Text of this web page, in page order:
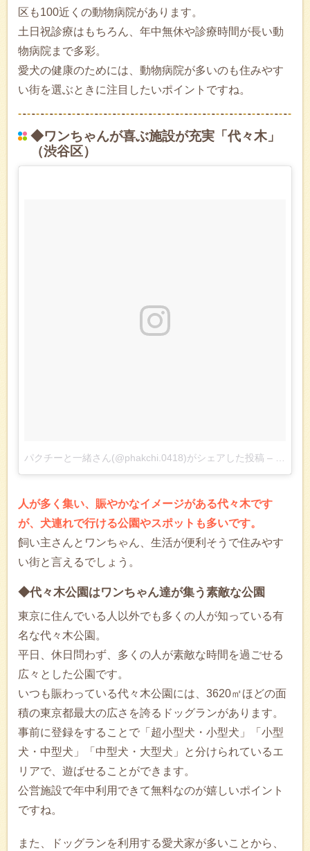
区も100近くの動物病院があります。
土日祝診療はもちろん、年中無休や診療時間が長い動
物病院まで多彩。
愛犬の健康のためには、動物病院が多いのも住みやす
い街を選ぶときに注目したいポイントですね。
◆ワンちゃんが喜ぶ施設が充実「代々木」
（渋谷区）
パクチーと一緒さん(@phakchi.0418)がシェアした投稿 – 2018
人が多く集い、賑やかなイメージがある代々木です
が、犬連れで行ける公園やスポットも多いです。
飼い主さんとワンちゃん、生活が便利そうで住みやす
い街と言えるでしょう。
◆代々木公園はワンちゃん達が集う素敵な公園
東京に住んでいる人以外でも多くの人が知っている有
名な代々木公園。
平日、休日問わず、多くの人が素敵な時間を過ごせる
広々とした公園です。
いつも賑わっている代々木公園には、3620㎡ほどの面
積の東京都最大の広さを誇るドッグランがあります。
事前に登録をすることで「超小型犬・小型犬」「小型
犬・中型犬」「中型犬・大型犬」と分けられているエ
リアで、遊ばせることができます。
公営施設で年中利用できて無料なのが嬉しいポイント
ですね。
また、ドッグランを利用する愛犬家が多いことから、